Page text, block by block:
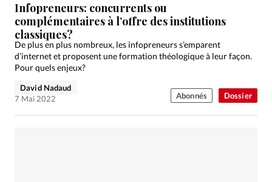
RUBRIQUES
Tous les articles
Actualité chrétienne
Actualité internationale
Chronique
Culture
Dossier
Eglises Foi Génération réveil
Monde
Opinions
Société
Tour du monde des Eglises
Trait d'Ixène
Dossier
Infopreneurs: concurrents ou
complémentaires à l’offre des institutions
classiques?
De plus en plus nombreux, les infopreneurs s’emparent
d’internet et proposent une formation théologique à leur façon.
Pour quels enjeux?
David Nadaud
7 Mai 2022
Abonnés